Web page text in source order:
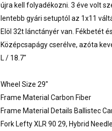
újra kell folyadékozni. 3 éve volt
lentebb gyári setuptól az 1x11
Elöl 32t lánctányér van. Fékbetét
Középcsapágy cserélve, azóta
L / 18.7"
Wheel Size 29"
Frame Material Carbon Fiber
Frame Material Details Ballistec
Fork Lefty XLR 90 29, Hybrid